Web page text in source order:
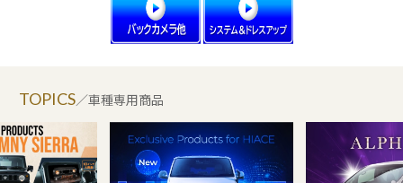
／車種専用商品